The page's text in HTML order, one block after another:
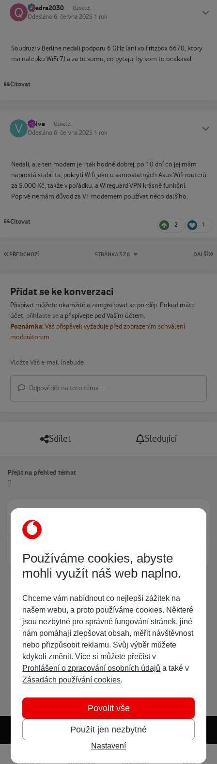
quadra2030 Uživatel
Odesláno 6. června 2025 1 rok
Soudruzi v Berline nedali podporu 6 GHz (ani vo Fritzbox 6670, ktory
ma nalepku WiFi 7) a za tu sumu, co pytaju, by som to ocakaval.
Citovat
Vulva Uživatel
Odesláno 6. června 2025 1 rok
Nedali, ale ten modem je i tak hodně dobrej, po 10 dní co jej mám
naprostá stabilita, pokrytí Wifi jako u samostatných Asus Wifi routerů
za 5.000 Kč, takže v pořádku, a Wireguard VPN krásně funkční.
Poprvé nemám důvod za VF modemem používat něco dalšího.
Citovat 2 1
PRVNÍ STRÁNKA
PŘEDCHOZÍ DALŠÍ
STRÁNKA 3 Z 8
Přidat se ke konverzaci
Přispívat můžete okamžitě a zaregistrovat se později. Pokud máte
účet, přihlaste sea přispívejte pod Vaším účtem.
Poznámka:Váš příspěvek vyžaduje před zobrazením schválení
moderátorem.
Odpovědět na toto téma...
Sdílet Sledující
Přejít na přehled témat
Právě prohlíží tuto stránku
Žádný registrovaný uživatel si neprohlíží tuto stránku
Světlý režim Předvolba systému
Přihlásit se Vytvořit účet Vyhledávání Menu
Používáme cookies, abyste
mohli využít náš web naplno.
Chceme vám nabídnout co nejlepší zážitek na
našem webu, a proto používáme cookies. Některé
jsou nezbytné pro správné fungování stránek, jiné
nám pomáhají zlepšovat obsah, měřit návštěvnost
nebo přizpůsobit reklamu. Svůj výběr můžete
kdykoli změnit. Více si můžete přečíst v
Prohlášení o zpracování osobních údajů a také v
Zásadách používání cookies.
Použít jen nezbytné
Povolit vše
Nastavení